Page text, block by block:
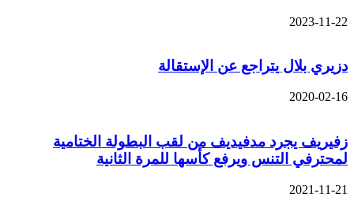
2023-11-22
دزيري بلال يتراجع عن الإستقالة
2020-02-16
زفيريف يجرد مدفيديف من لقب البطولة الختامية
لمحترفي التنس ويرفع كأسها للمرة الثانية
2021-11-21